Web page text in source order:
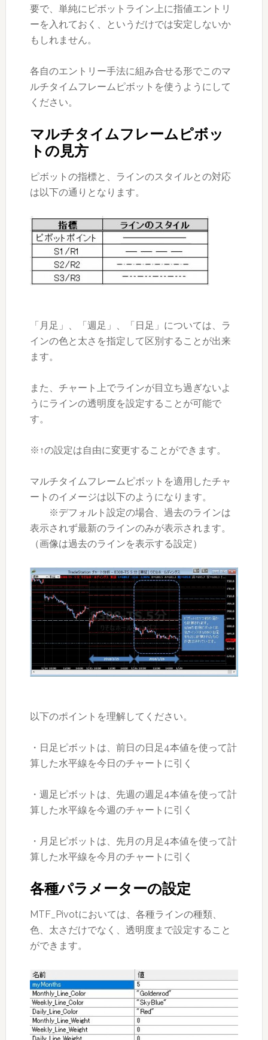
要で、単純にピボットライン上に指値エントリ
ーを入れておく、というだけでは安定しないか
もしれません。
各自のエントリー手法に組み合せる形でこのマ
ルチタイムフレームピボットを使うようにして
ください。
マルチタイムフレームピボッ
トの見方
ピボットの指標と、ラインのスタイルとの対応
は以下の通りとなります。
「月足」、「週足」、「日足」については、ラ
インの色と太さを指定して区別することが出来
ます。
また、チャート上でラインが目立ち過ぎないよ
うにラインの透明度を設定することが可能で
す。
※↑の設定は自由に変更することができます。
マルチタイムフレームピボットを適用したチャ
ートのイメージは以下のようになります。
※デフォルト設定の場合、過去のラインは
表示されず最新のラインのみが表示されます。
（画像は過去のラインを表示する設定）
以下のポイントを理解してください。
・日足ピボットは、前日の日足4本値を使って計
算した水平線を今日のチャートに引く
・週足ピボットは、先週の週足4本値を使って計
算した水平線を今週のチャートに引く
・月足ピボットは、先月の月足4本値を使って計
算した水平線を今月のチャートに引く
各種パラメーターの設定
MTF_Pivotにおいては、各種ラインの種類、
色、太さだけでなく、透明度まで設定すること
ができます。